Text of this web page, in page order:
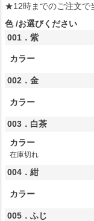
★12時までのご注文で
色 お選びください
001．紫
カラー
002．金
カラー
003．白茶
カラー
在庫切れ
004．紺
カラー
005．ふじ